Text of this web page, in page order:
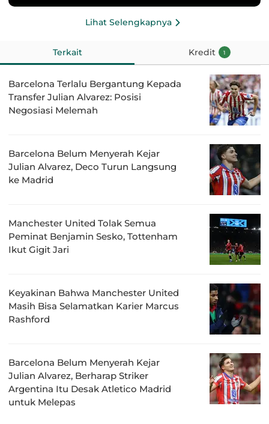
Lihat Selengkapnya
Terkait Kredit 1
Barcelona Terlalu Bergantung Kepada
Transfer Julian Alvarez: Posisi
Negosiasi Melemah
Barcelona Belum Menyerah Kejar
Julian Alvarez, Deco Turun Langsung
ke Madrid
Manchester United Tolak Semua
Peminat Benjamin Sesko, Tottenham
Ikut Gigit Jari
Keyakinan Bahwa Manchester United
Masih Bisa Selamatkan Karier Marcus
Rashford
Barcelona Belum Menyerah Kejar
Julian Alvarez, Berharap Striker
Argentina Itu Desak Atletico Madrid
untuk Melepas